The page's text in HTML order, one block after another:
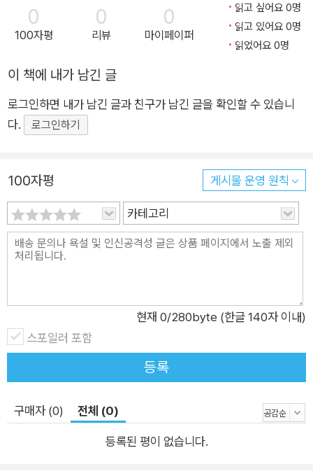
환상적으로 어우러지는 고래뱃속의 이야기 세계를 만나 보세요.
아이의 문해력과 감수성을 동시에 쑥쑥 키워 줄 보기 드문 기회가
이야기의 세계 고래뱃속 창작동화는 누구나 공감할 만한 일상 속
기발한 상상과 아이디어로 구현해 낸 환상 동화에 이르기까지 경
계를 넘나드는 이야기의 세계를 펼쳐 보입니다. 그 안에서는 엄마
간과 영원에 이르기까지 아이가 살아가며 마주하게 될 수많은 ‘관
계’의 스펙트럼을 폭넓게 다루고 있습니다. 한 치 앞의 그림자도
못 볼 만큼 눈이 어두울 때 발끝의 불을 밝혀 주는 통찰이 담긴 생
활 동화와, 더 너른 시선으로 나를 둘러싼 세상을 보듬을 수 있도
록 ‘알’을 깨트려 줄 환상 동화까지! 고래뱃속의 자유로운 이야기
도서··· 다수의 기관에서 인정받은 콘텐츠 고래뱃속 창작동화는
문학나눔 선정도서에서부터 학교도서관사서협의회·한국학교사
서협회·KBBY·책씨앗 교과연계·한학기 한권읽기 추천도서에 이
르기까지, 다수의 기관을 통해 인정받은 콘텐츠입니다. 익숙한 소
야기의 정서와 깊이 공명하는 그림과 만나 문학적·질적으로 완성
도 높은 한 권 한 권의 책이 되었습니다. 다양한 기관에서 그 우수
0
100자평
0
리뷰
0
마이페이퍼
읽고 싶어요 0명
읽고 있어요 0명
읽었어요 0명
이 책에 내가 남긴 글
로그인하면 내가 남긴 글과 친구가 남긴 글을 확인할 수 있습니
다.
로그인하기
100자평 게시물 운영 원칙
카테고리
현재 0/280byte (한글 140자 이내)
스포일러 포함
등록
구매자 (0) 전체 (0)
등록된 평이 없습니다.